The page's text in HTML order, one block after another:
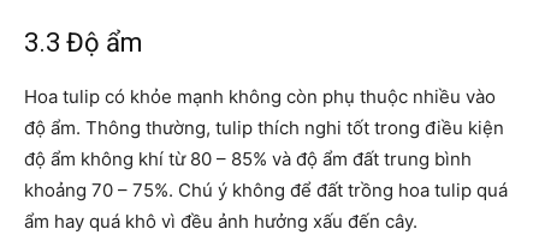
3.3 Độ ẩm
Hoa tulip có khỏe mạnh không còn phụ thuộc nhiều vào
độ ẩm. Thông thường, tulip thích nghi tốt trong điều kiện
độ ẩm không khí từ 80 – 85% và độ ẩm đất trung bình
khoảng 70 – 75%. Chú ý không để đất trồng hoa tulip quá
ẩm hay quá khô vì đều ảnh hưởng xấu đến cây.